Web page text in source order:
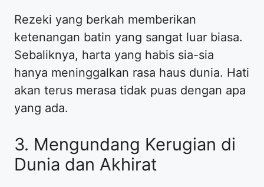
Rezeki yang berkah memberikan
ketenangan batin yang sangat luar biasa.
Sebaliknya, harta yang habis sia-sia
hanya meninggalkan rasa haus dunia. Hati
akan terus merasa tidak puas dengan apa
yang ada.
3. Mengundang Kerugian di
Dunia dan Akhirat